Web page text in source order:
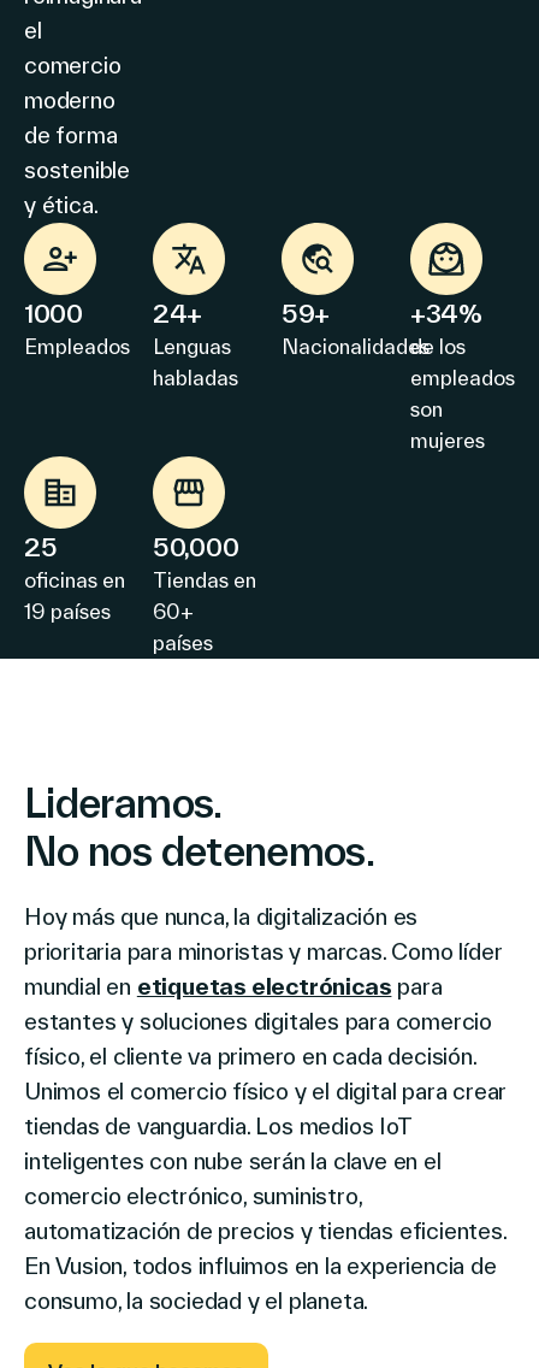
el
comercio
moderno
de forma
sostenible
y ética.
1000
Empleados
24+
Lenguas
habladas
59+
Nacionalidades
+34%
de los
empleados
son
mujeres
25
oficinas en
19 países
50,000
Tiendas en
60+
países
Lideramos.
No nos detenemos.
Hoy más que nunca, la digitalización es
prioritaria para minoristas y marcas. Como líder
mundial en etiquetas electrónicas para
estantes y soluciones digitales para comercio
físico, el cliente va primero en cada decisión.
Unimos el comercio físico y el digital para crear
tiendas de vanguardia. Los medios IoT
inteligentes con nube serán la clave en el
comercio electrónico, suministro,
automatización de precios y tiendas eficientes.
En Vusion, todos influimos en la experiencia de
consumo, la sociedad y el planeta.